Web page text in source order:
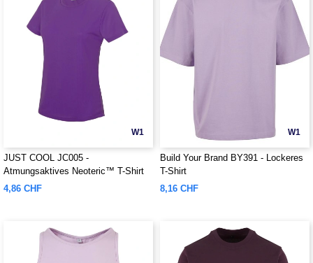
W1
JUST COOL JC005 -
Atmungsaktives Neoteric™ T-Shirt
für Damen
4,86 CHF
W1
Build Your Brand BY391 - Lockeres
T-Shirt
8,16 CHF